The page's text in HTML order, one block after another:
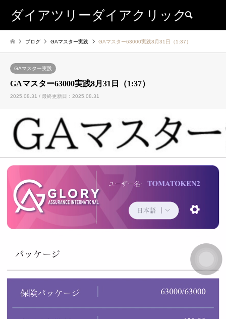
ダイアツリーダイアクリック
ブログ GAマスター実践 GAマスター63000実践8月31日（1:37）
GAマスター実践
GAマスター63000実践8月31日（1:37）
2025.08.31 / 最終更新日：2025.08.31